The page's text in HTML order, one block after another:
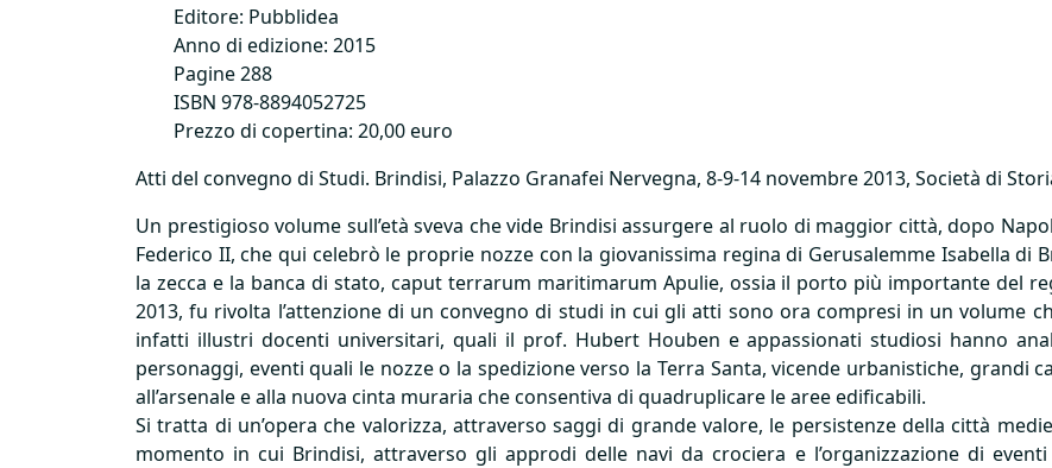
Editore: Pubblidea
Anno di edizione: 2015
Pagine 288
ISBN 978-8894052725
Prezzo di copertina: 20,00 euro
Atti del convegno di Studi. Brindisi, Palazzo Granafei Nervegna, 8-9-14 novembre 2013, Società di
Un prestigioso volume sull’età sveva che vide Brindisi assurgere al ruolo di maggior città, dopo
Federico II, che qui celebrò le proprie nozze con la giovanissima regina di Gerusalemme Isabella di
la zecca e la banca di stato, caput terrarum maritimarum Apulie, ossia il porto più importante del
2013, fu rivolta l’attenzione di un convegno di studi in cui gli atti sono ora compresi in un volume
infatti illustri docenti universitari, quali il prof. Hubert Houben e appassionati studiosi hanno
personaggi, eventi quali le nozze o la spedizione verso la Terra Santa, vicende urbanistiche, grandi
all’arsenale e alla nuova cinta muraria che consentiva di quadruplicare le aree edificabili.
Si tratta di un’opera che valorizza, attraverso saggi di grande valore, le persistenze della città
momento in cui Brindisi, attraverso gli approdi delle navi da crociera e l’organizzazione di